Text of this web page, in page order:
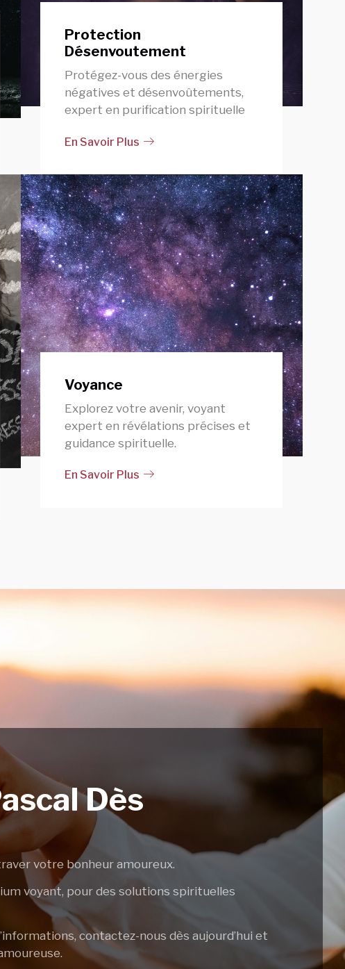
Protection
Désenvoutement
Protégez-vous des énergies
négatives et désenvoûtements,
expert en purification spirituelle
En Savoir Plus
Voyance
Explorez votre avenir, voyant
expert en révélations précises et
guidance spirituelle.
En Savoir Plus
Dès
votre bonheur amoureux.
voyant, pour des solutions spirituelles
contactez-nous dès aujourd’hui et